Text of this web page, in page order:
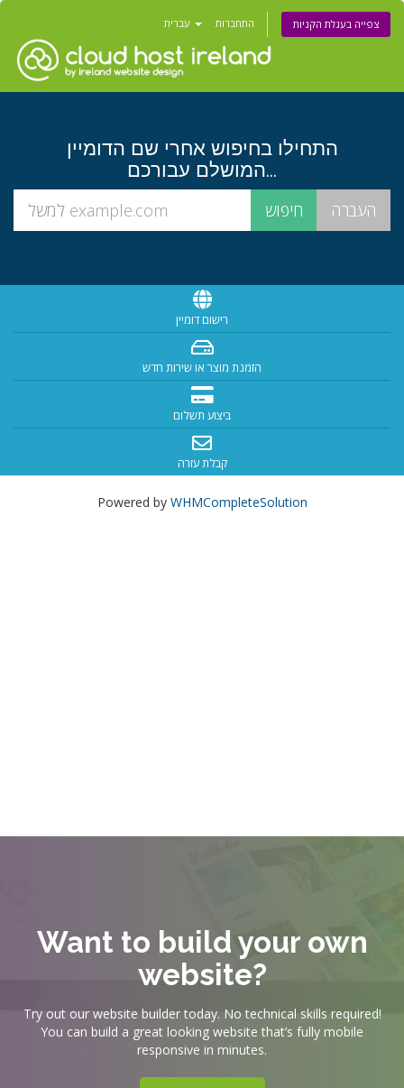
התחברות צפייה בעגלת הקניות
התחילו בחיפוש אחרי שם הדומיין
המושלם עבורכם...
רישום דומיין
הזמנת מוצר או שירות חדש
ביצוע תשלום
קבלת עזרה
Powered by WHMCompleteSolution
Want to build your own
website?
Try out our website builder today. No technical skills required!
You can build a great looking website that’s fully mobile
responsive in minutes.